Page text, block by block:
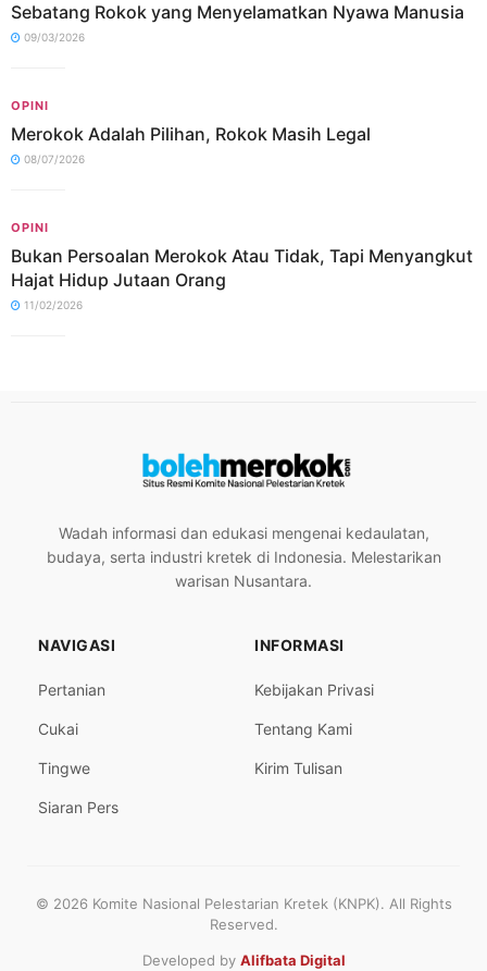
Sebatang Rokok yang Menyelamatkan Nyawa Manusia
09/03/2026
OPINI
Merokok Adalah Pilihan, Rokok Masih Legal
08/07/2026
OPINI
Bukan Persoalan Merokok Atau Tidak, Tapi Menyangkut
Hajat Hidup Jutaan Orang
11/02/2026
Wadah informasi dan edukasi mengenai kedaulatan,
budaya, serta industri kretek di Indonesia. Melestarikan
warisan Nusantara.
NAVIGASI
Pertanian
Cukai
Tingwe
Siaran Pers
INFORMASI
Kebijakan Privasi
Tentang Kami
Kirim Tulisan
© 2026 Komite Nasional Pelestarian Kretek (KNPK). All Rights
Reserved.
Developed by Alifbata Digital